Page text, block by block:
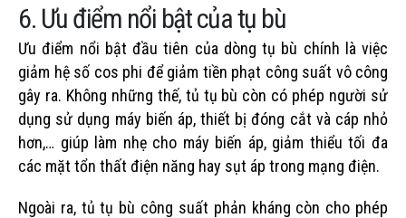
6. Ưu điểm nổi bật của tụ bù
Ưu điểm nổi bật đầu tiên của dòng tụ bù chính là việc
giảm hệ số cos phi để giảm tiền phạt công suất vô công
gây ra. Không những thế, tủ tụ bù còn có phép người sử
dụng sử dụng máy biến áp, thiết bị đóng cắt và cáp nhỏ
hơn,… giúp làm nhẹ cho máy biến áp, giảm thiểu tối đa
các mặt tổn thất điện năng hay sụt áp trong mạng điện.
Ngoài ra, tủ tụ bù công suất phản kháng còn cho phép